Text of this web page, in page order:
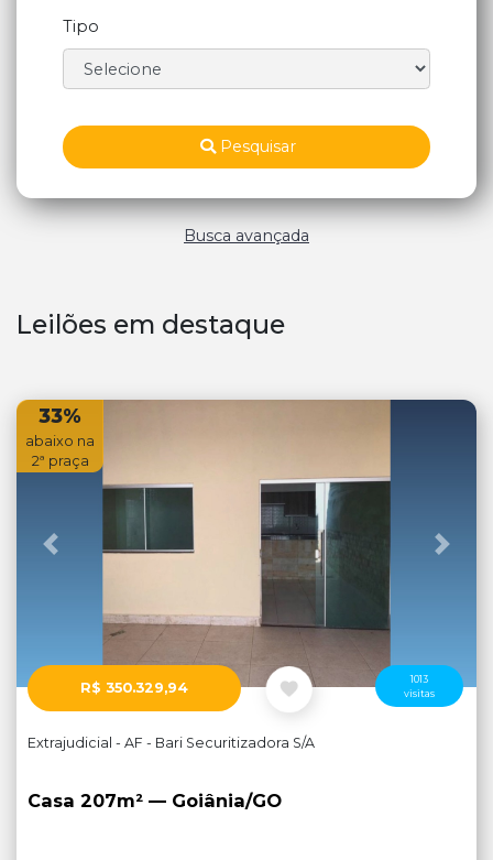
Tipo
Pesquisar
Busca avançada
Leilões em destaque
Anterior
33%
abaixo na
2ª praça
R$ 350.329,94
1013
visitas
Extrajudicial - AF - Bari Securitizadora S/A
Casa 207m² — Goiânia/GO